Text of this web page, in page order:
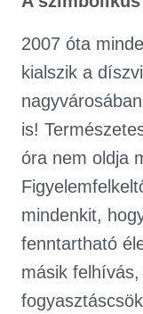
2007 óta
kialszik a
is!
óra nem oldja
mindenkit,
fenntartható
másik